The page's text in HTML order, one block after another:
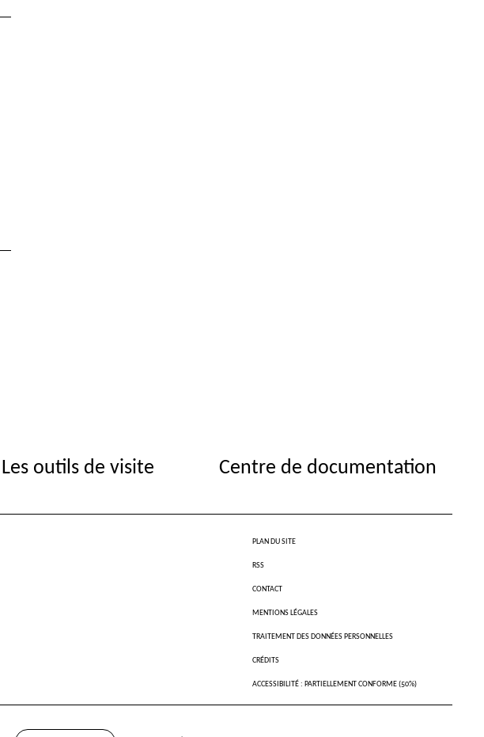
Les outils de visite Centre de documentation
PLAN DU SITE
RSS
CONTACT
MENTIONS LÉGALES
TRAITEMENT DES DONNÉES PERSONNELLES
CRÉDITS
ACCESSIBILITÉ : PARTIELLEMENT CONFORME (50%)